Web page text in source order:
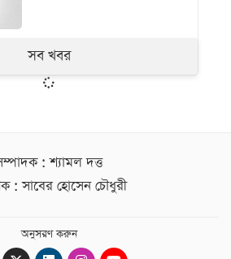
সব খবর
: শ্যামল দত্ত
: সাবের হোসেন চৌধুরী
অনুসরণ করুন